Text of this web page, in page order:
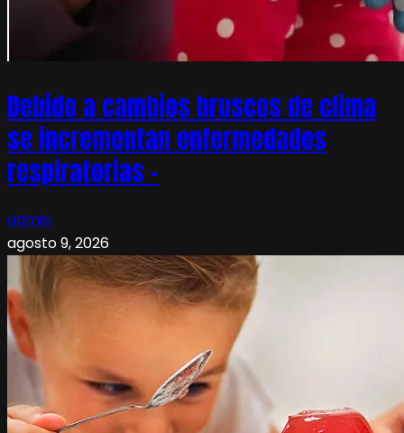
Debido a cambios bruscos de clima
se incrementan enfermedades
respiratorias –
admin
agosto 9, 2026